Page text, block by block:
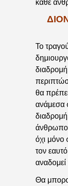
κάθε
Το
θα
ανάμεσα
όχι μόνο
τον εαυτό
Θα